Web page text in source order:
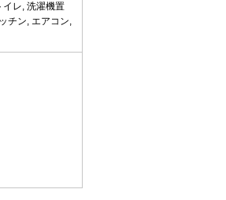
イレ, 洗濯機置
チン, エアコン,